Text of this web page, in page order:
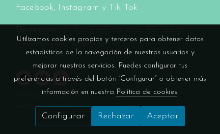
Facebook, Instagram y Tik Tok
35006 - Las Palmas de G. C.
Política de cookies
Gestión de cookies
Utilizamos cookies propias y terceros para obtener datos
estadísticos de la navegación de nuestros usuarios y
mejorar nuestros servicios. Puedes configurar tus
preferencias a través del botón “Configurar” o obtener más
información en nuestra Política de cookies.
Configurar Rechazar Aceptar